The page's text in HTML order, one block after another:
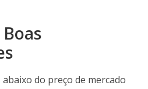
do preço de mercado